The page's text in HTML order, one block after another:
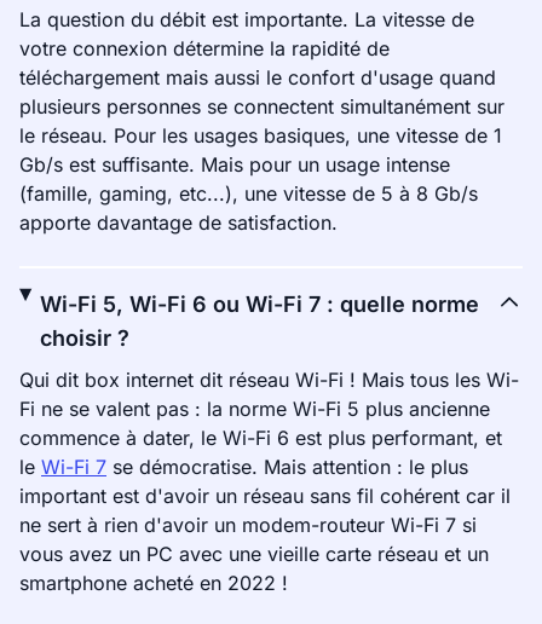
La question du débit est importante. La vitesse de
votre connexion détermine la rapidité de
téléchargement mais aussi le confort d'usage quand
plusieurs personnes se connectent simultanément sur
le réseau. Pour les usages basiques, une vitesse de 1
Gb/s est suffisante. Mais pour un usage intense
(famille, gaming, etc...), une vitesse de 5 à 8 Gb/s
apporte davantage de satisfaction.
Wi-Fi 5, Wi-Fi 6 ou Wi-Fi 7 : quelle norme
choisir ?
Qui dit box internet dit réseau Wi-Fi ! Mais tous les Wi-
Fi ne se valent pas : la norme Wi-Fi 5 plus ancienne
commence à dater, le Wi-Fi 6 est plus performant, et
le Wi-Fi 7 se démocratise. Mais attention : le plus
important est d'avoir un réseau sans fil cohérent car il
ne sert à rien d'avoir un modem-routeur Wi-Fi 7 si
vous avez un PC avec une vieille carte réseau et un
smartphone acheté en 2022 !